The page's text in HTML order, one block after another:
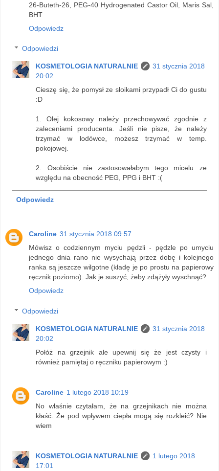
26-Buteth-26, PEG-40 Hydrogenated Castor Oil, Maris Sal,
BHT
Odpowiedz
Odpowiedzi
KOSMETOLOGIA NATURALNIE
31 stycznia 2018
20:02
Cieszę się, że pomysł ze słoikami przypadł Ci do gustu
:D
1. Olej kokosowy należy przechowywać zgodnie z
zaleceniami producenta. Jeśli nie pisze, że należy
trzymać w lodówce, możesz trzymać w temp.
pokojowej.
2. Osobiście nie zastosowałabym tego micelu ze
względu na obecność PEG, PPG i BHT :(
Odpowiedz
Caroline 31 stycznia 2018 09:57
Mówisz o codziennym myciu pędzli - pędzle po umyciu
jednego dnia rano nie wysychają przez dobę i kolejnego
ranka są jeszcze wilgotne (kładę je po prostu na papierowy
ręcznik poziomo). Jak je suszyć, żeby zdążyły wyschnąć?
Odpowiedz
Odpowiedzi
KOSMETOLOGIA NATURALNIE
31 stycznia 2018
20:02
Połóż na grzejnik ale upewnij się że jest czysty i
również pamiętaj o ręczniku papierowym :)
Caroline 1 lutego 2018 10:19
No właśnie czytałam, że na grzejnikach nie można
kłaść. Że pod wpływem ciepła mogą się rozkleić? Nie
wiem
KOSMETOLOGIA NATURALNIE
1 lutego 2018
17:01